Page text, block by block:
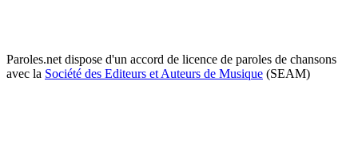
Paroles.net dispose d'un accord de licence de paroles de chansons
avec la Société des Editeurs et Auteurs de Musique (SEAM)